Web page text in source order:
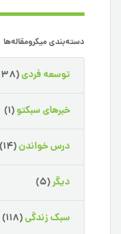
دسته‌بندی میکرومقاله‌ها
توسعه فردی(138)
خبرهای سبکتو(1)
درس خواندن(14)
دیگر(5)
سبک زندگی(118)